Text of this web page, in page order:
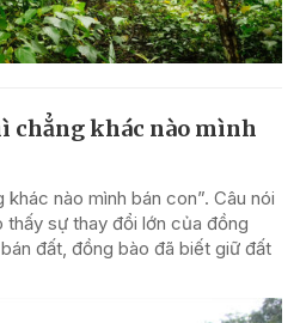
chẳng khác nào mình
nào mình bán con”. Câu nói
sự thay đổi lớn của đồng
đất, đồng bào đã biết giữ đất